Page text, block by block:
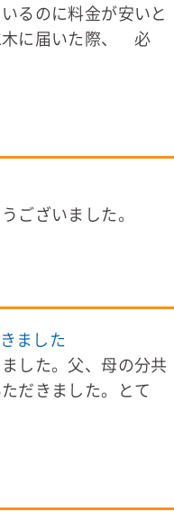
るのに料金が安いと
木に届いた際、 必
ございました。
した。父、母の分共
だきました。とて